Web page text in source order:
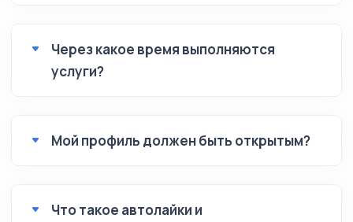
Через какое время выполняются
услуги?
Мой профиль должен быть открытым?
Что такое автолайки и